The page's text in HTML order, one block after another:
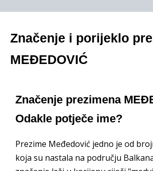
Značenje i porijeklo
MEĐEDOVIĆ
Značenje prezimena
Odakle potječe ime?
Prezime Međedović jedno je od
koja su nastala na području